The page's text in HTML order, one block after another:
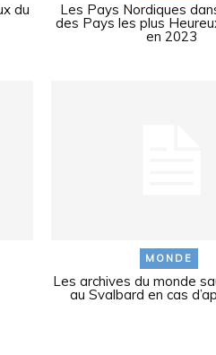
du Les Pays Nordiques
des Pays les plus
en 2023
MONDE
Les archives du monde
au Svalbard en cas